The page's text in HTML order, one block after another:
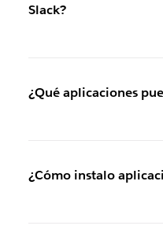
Slack?
¿Qué aplicaciones
¿Cómo instalo